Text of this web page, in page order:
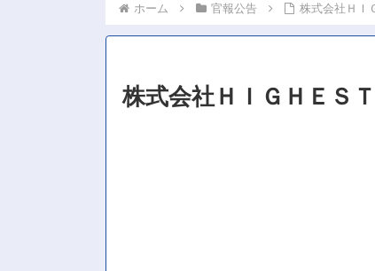
ホーム 官報公告 株式会社ＨＩ
株式会社ＨＩＧＨＥＳＴ